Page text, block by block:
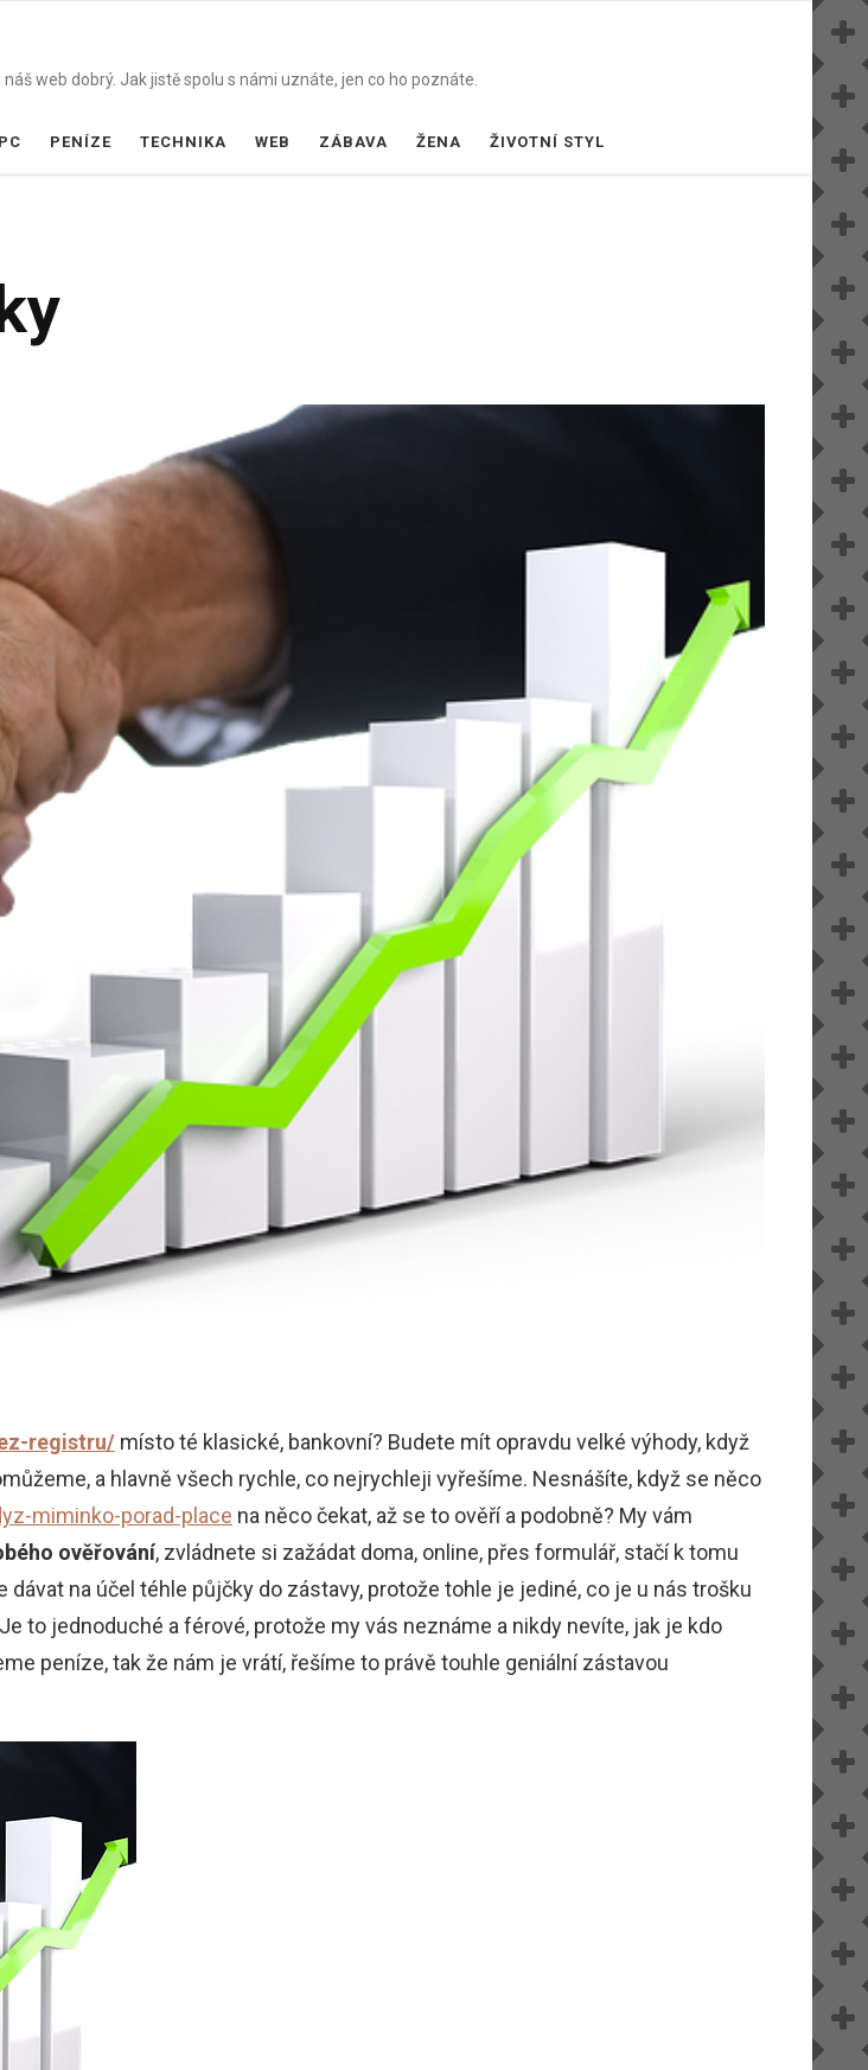
web dobrý. Jak jistě spolu s námi uznáte, jen co ho poznáte.
PC PENÍZE TECHNIKA WEB ZÁBAVA ŽENA ŽIVOTNÍ STYL
registru/ místo té klasické, bankovní? Budete mít opravdu velké výhody, když
a hlavně všech rychle, co nejrychleji vyřešíme. Nesnášíte, když se něco
miminko-porad-place na něco čekat, až se to ověří a podobně? My vám
ověřování, zvládnete si zažádat doma, online, přes formulář, stačí k tomu
na účel téhle půjčky do zástavy, protože tohle je jediné, co je u nás trošku
to jednoduché a férové, protože my vás neznáme a nikdy nevíte, jak je kdo
peníze, tak že nám je vrátí, řešíme to právě touhle geniální zástavou